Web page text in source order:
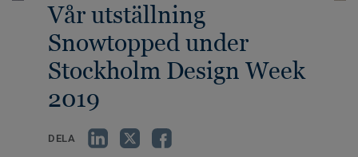
Vår utställning
Snowtopped under
Stockholm Design Week
2019
DELA